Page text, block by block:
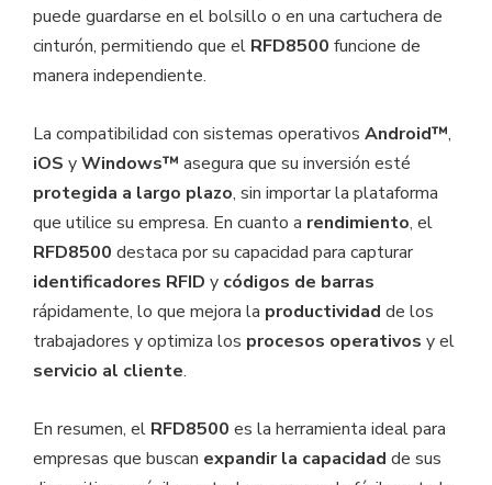
puede guardarse en el bolsillo o en una cartuchera de
cinturón, permitiendo que el RFD8500 funcione de
manera independiente.
La compatibilidad con sistemas operativos Android™,
iOS yWindows™ asegura que su inversión esté
protegida a largo plazo, sin importar la plataforma
que utilice su empresa. En cuanto a rendimiento, el
RFD8500 destaca por su capacidad para capturar
identificadores RFID y códigos de barras
rápidamente, lo que mejora la productividad de los
trabajadores y optimiza los procesos operativos y el
servicio al cliente.
En resumen, el RFD8500 es la herramienta ideal para
empresas que buscan expandir la capacidad de sus